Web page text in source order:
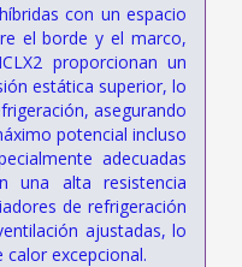
con un espacio
el borde y el marco,
proporcionan un
estática superior, lo
asegurando
potencial incluso
adecuadas
una alta resistencia
de refrigeración
ajustadas, lo
calor excepcional.